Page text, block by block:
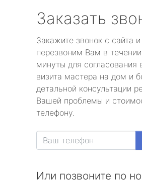
Заказать
Закажите звонок с сайта
перезвоним Вам в
минуты для согласования
визита мастера на дом и
детальной консультации
Вашей проблемы и
телефону.
Или позвоните по